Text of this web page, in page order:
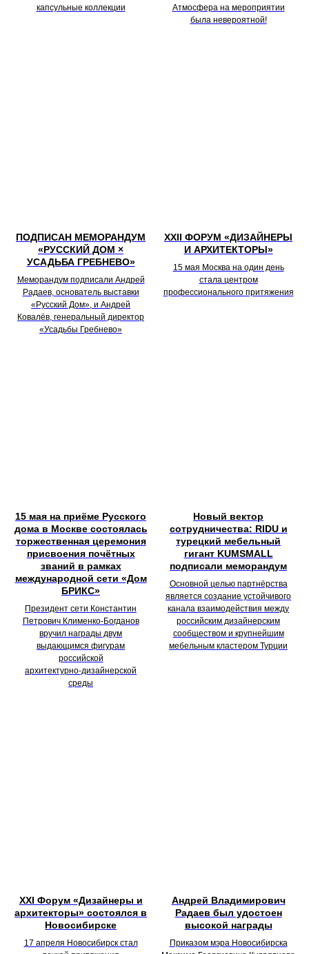
капсульные коллекции
Атмосфера на мероприятии
была невероятной!
ПОДПИСАН МЕМОРАНДУМ
«РУССКИЙ ДОМ ×
УСАДЬБА ГРЕБНЕВО»
Меморандум подписали Андрей
Радаев, основатель выставки
«Русский Дом», и Андрей
Ковалёв, генеральный директор
«Усадьбы Гребнево»
XXII ФОРУМ «ДИЗАЙНЕРЫ
И АРХИТЕКТОРЫ»
15 мая Москва на один день
стала центром
профессионального притяжения
15 мая на приёме Русского
дома в Москве состоялась
торжественная церемония
присвоения почётных
званий в рамках
международной сети «Дом
БРИКС»
Президент сети Константин
Петрович Клименко‑Богданов
вручил награды двум
выдающимся фигурам
российской
архитектурно‑дизайнерской
среды
Новый вектор
сотрудничества: RIDU и
турецкий мебельный
гигант KUMSMALL
подписали меморандум
Основной целью партнёрства
является создание устойчивого
канала взаимодействия между
российским дизайнерским
сообществом и крупнейшим
мебельным кластером Турции
XXI Форум «Дизайнеры и
архитекторы» состоялся в
Новосибирске
17 апреля Новосибирск стал
Андрей Владимирович
Радаев был удостоен
высокой награды
Приказом мэра Новосибирска